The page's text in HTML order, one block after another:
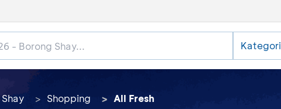
Kategori
Shopping All Fresh